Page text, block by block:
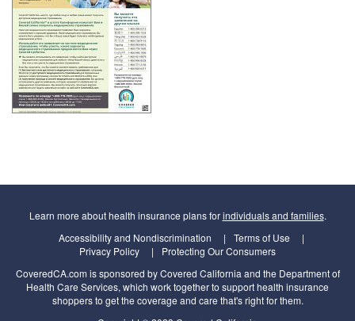
Learn more about health insurance plans forindividuals and families.
Accessibility and Nondiscrimination
Terms of Use
Privacy Policy
Protecting Our Consumers
CoveredCA.com is sponsored by Covered California and the Department of
Health Care Services, which work together to support health insurance
shoppers to get the coverage and care that's right for them.